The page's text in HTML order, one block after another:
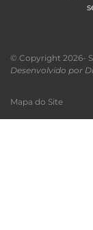
© Copyright 2026-
Desenvolvido por
Mapa do Site